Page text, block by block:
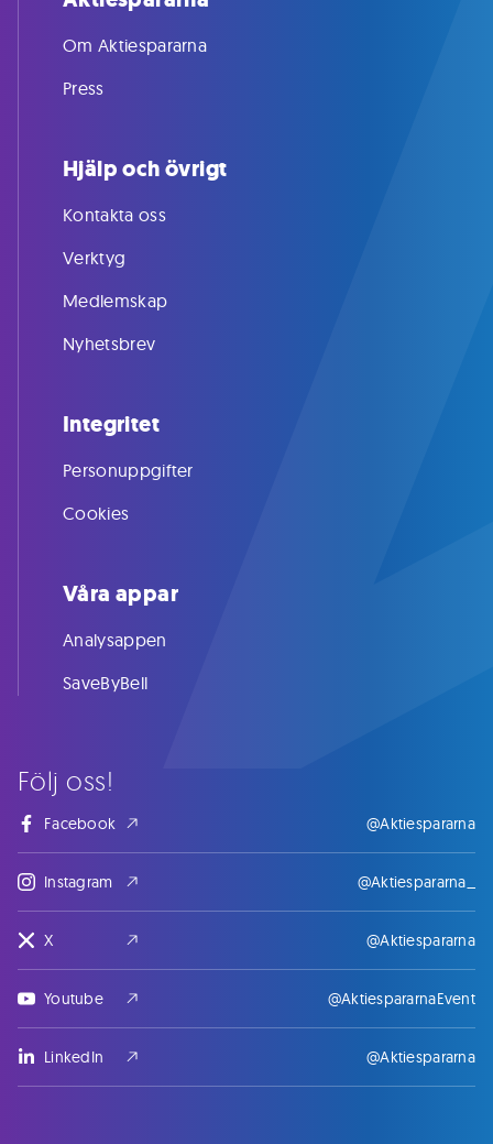
Följ oss!
Facebook @Aktiespararna
Instagram @Aktiespararna_
X @Aktiespararna
Youtube @AktiespararnaEvent
LinkedIn @Aktiespararna
Om Aktiespararna
Press
Hjälp och övrigt
Kontakta oss
Verktyg
Medlemskap
Nyhetsbrev
Integritet
Personuppgifter
Cookies
Våra appar
Analysappen
SaveByBell